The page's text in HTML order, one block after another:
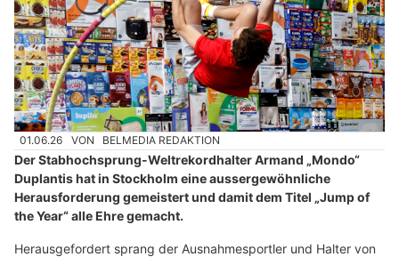
01.06.26 VON BELMEDIA REDAKTION
Der Stabhochsprung-Weltrekordhalter Armand „Mondo“
Duplantis hat in Stockholm eine aussergewöhnliche
Herausforderung gemeistert und damit dem Titel „Jump of
the Year“ alle Ehre gemacht.
Herausgefordert sprang der Ausnahmesportler und Halter von